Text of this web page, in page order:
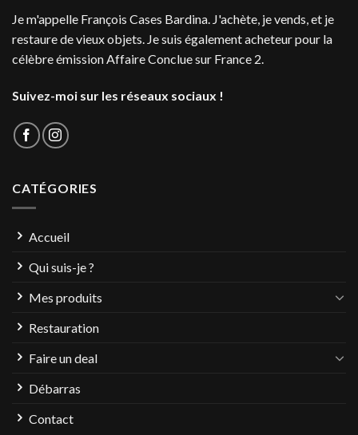
Je m'appelle François Cases Bardina. J'achète, je vends, et je
restaure de vieux objets. Je suis également acheteur pour la
célèbre émission Affaire Conclue sur France 2.
Suivez-moi sur les réseaux sociaux !
CATÉGORIES
Accueil
Qui suis-je ?
Mes produits
Restauration
Faire un deal
Débarras
Contact